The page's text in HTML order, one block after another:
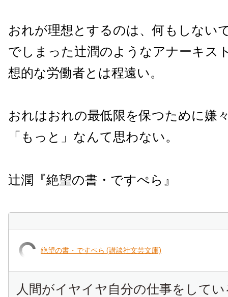
おれが理想とするのは、何もしない
でしまった辻潤のようなアナーキス
想的な労働者とは程遠い。
おれはおれの最低限を保つために嫌
「もっと」なんて思わない。
辻潤『絶望の書・ですぺら』
絶望の書・ですペら (講談社文芸文庫)
人間がイヤイヤ自分の仕事をして